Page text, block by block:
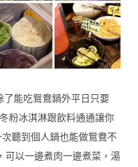
了能吃鴛鴦鍋外平日只要
粉冰淇淋跟飲料通通讓你
聽到個人鍋也能做鴛鴦不
可以一邊煮肉一邊煮菜，湯